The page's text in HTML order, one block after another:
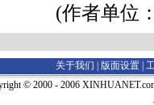
(作者单位
关于我们 | 版面设置
© 2000 - 2006